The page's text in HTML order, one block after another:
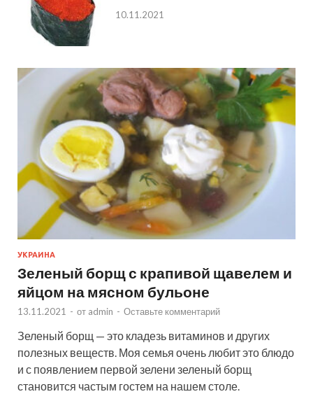
10.11.2021
УКРАИНА
Зеленый борщ с крапивой щавелем и
яйцом на мясном бульоне
13.11.2021 - от admin - Оставьте комментарий
Зеленый борщ — это кладезь витаминов и других
полезных веществ. Моя семья очень любит это блюдо
и с появлением первой зелени зеленый борщ
становится частым гостем на нашем столе.